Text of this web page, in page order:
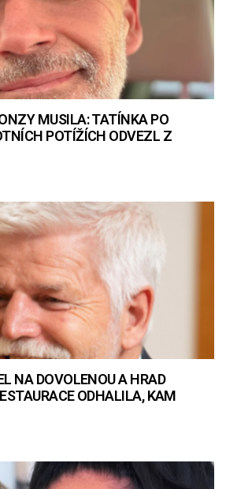
MUSILA: TATÍNKA PO
POTÍŽÍCH ODVEZL Z
NA DOVOLENOU A HRAD
ODHALILA, KAM